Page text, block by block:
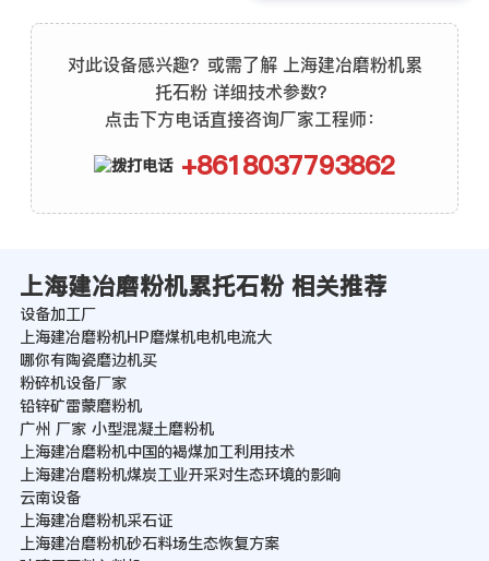
对此设备感兴趣？或需了解 上海建冶磨粉机累
托石粉 详细技术参数？
点击下方电话直接咨询厂家工程师：
+8618037793862
上海建冶磨粉机累托石粉 相关推荐
设备加工厂
上海建冶磨粉机HP磨煤机电机电流大
哪你有陶瓷磨边机买
粉碎机设备厂家
铅锌矿雷蒙磨粉机
广州 厂家 小型混凝土磨粉机
上海建冶磨粉机中国的褐煤加工利用技术
上海建冶磨粉机煤炭工业开采对生态环境的影响
云南设备
上海建冶磨粉机采石证
上海建冶磨粉机砂石料场生态恢复方案